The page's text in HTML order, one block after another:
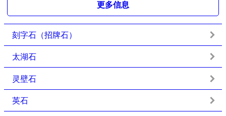
更多信息
刻字石（招牌石）
太湖石
灵壁石
英石